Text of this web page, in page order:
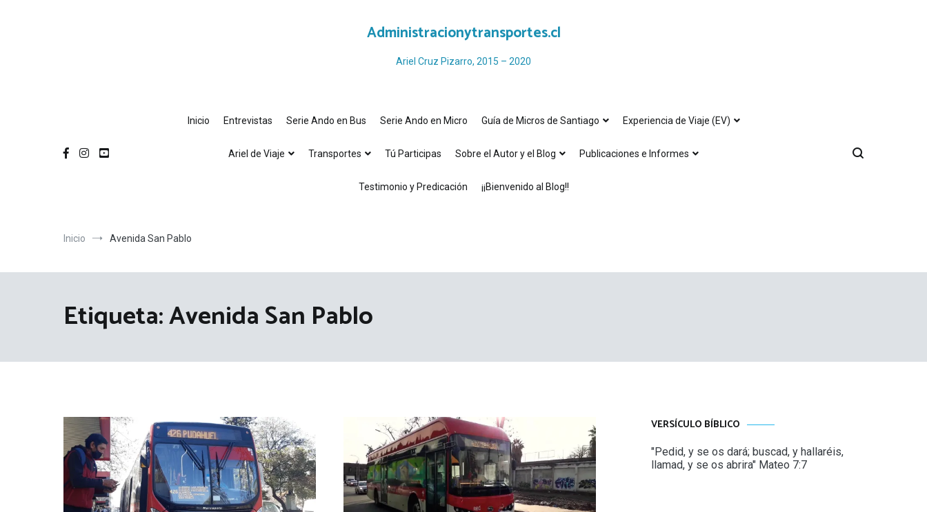
Administracionytransportes.cl
Ariel Cruz Pizarro, 2015 – 2020
Inicio Entrevistas Serie Ando en Bus Serie Ando en Micro Guía de Micros de Santiago Experiencia de Viaje (EV)
Ariel de Viaje Transportes Tú Participas Sobre el Autor y el Blog Publicaciones e Informes
Testimonio y Predicación ¡¡Bienvenido al Blog!!
Inicio Avenida San Pablo
Etiqueta:Avenida San Pablo
VERSÍCULO BÍBLICO
"Pedid, y se os dará; buscad, y hallaréis,
llamad, y se os abrira" Mateo 7:7